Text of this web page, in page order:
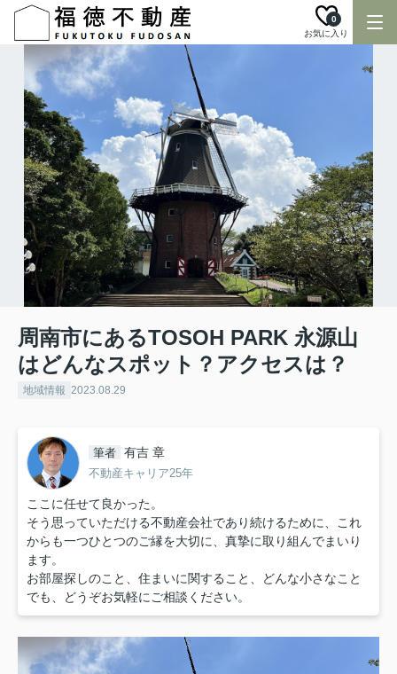
お気に入り
0
周南市にあるTOSOH PARK 永源山
はどんなスポット？アクセスは？
地域情報 2023.08.29
筆者 有吉 章
不動産キャリア25年
ここに任せて良かった。
そう思っていただける不動産会社であり続けるために、これ
からも一つひとつのご縁を大切に、真摯に取り組んでまいり
ます。
お部屋探しのこと、住まいに関すること、どんな小さなこと
でも、どうぞお気軽にご相談ください。